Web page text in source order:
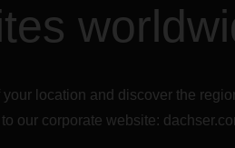
location and discover the
our corporate website: